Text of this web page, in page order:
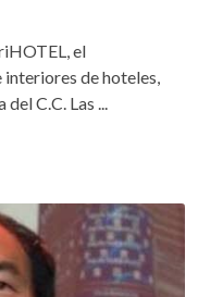
el
de hoteles,
C.C. Las ...